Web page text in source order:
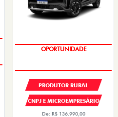
OPORTUNIDADE
PRODUTOR RURAL
CNPJ E MICROEMPRESÁRIO
De: R$ 136.990,00